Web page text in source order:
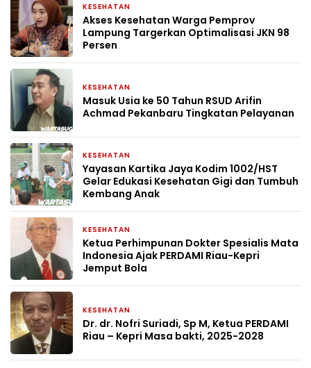
KESEHATAN
Akses Kesehatan Warga Pemprov
Lampung Targerkan Optimalisasi JKN 98
Persen
KESEHATAN
Masuk Usia ke 50 Tahun RSUD Arifin
Achmad Pekanbaru Tingkatan Pelayanan
KESEHATAN
Yayasan Kartika Jaya Kodim 1002/HST
Gelar Edukasi Kesehatan Gigi dan Tumbuh
Kembang Anak
KESEHATAN
Ketua Perhimpunan Dokter Spesialis Mata
Indonesia Ajak PERDAMI Riau-Kepri
Jemput Bola
KESEHATAN
Dr. dr. Nofri Suriadi, Sp M, Ketua PERDAMI
Riau – Kepri Masa bakti, 2025-2028